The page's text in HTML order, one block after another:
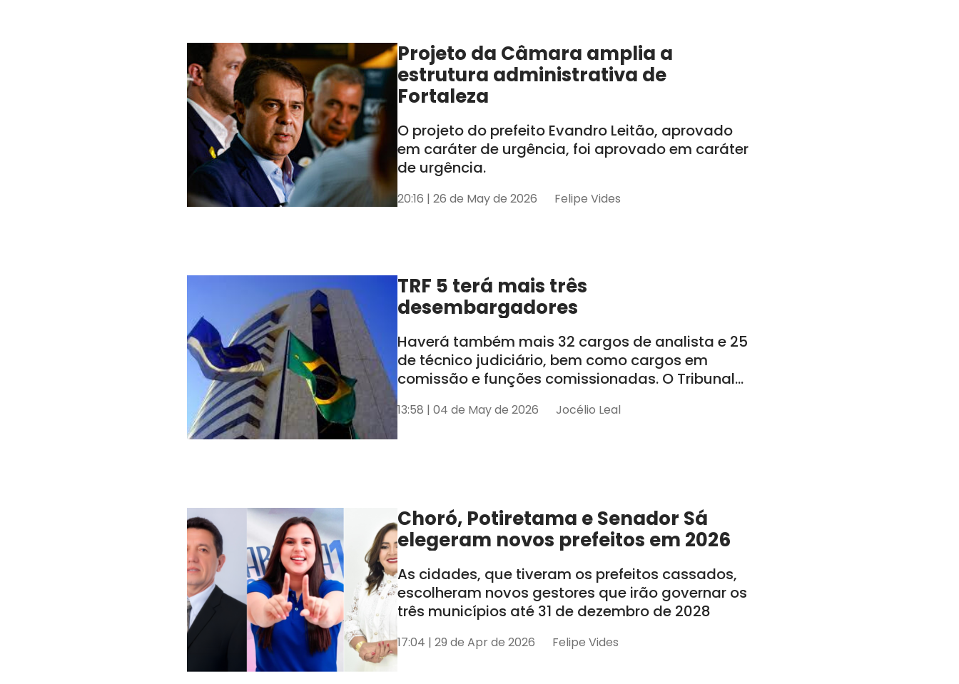
Projeto da Câmara amplia a
estrutura administrativa de
Fortaleza
O projeto do prefeito Evandro Leitão, aprovado
em caráter de urgência, foi aprovado em caráter
de urgência.
20:16 | 26 de May de 2026 Felipe Vides
TRF 5 terá mais três
desembargadores
Haverá também mais 32 cargos de analista e 25
de técnico judiciário, bem como cargos em
comissão e funções comissionadas. O Tribunal
AL e SE
13:58 | 04 de May de 2026 Jocélio Leal
Choró, Potiretama e Senador Sá
elegeram novos prefeitos em 2026
As cidades, que tiveram os prefeitos cassados,
escolheram novos gestores que irão governar os
três municípios até 31 de dezembro de 2028
17:04 | 29 de Apr de 2026 Felipe Vides